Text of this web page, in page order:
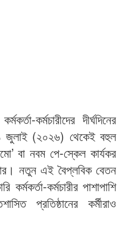
কর্মচারীদের দীর্ঘদিনের
জুলাই (২০২৬) থেকেই বহুল
বা নবম পে-স্কেল কার্যকর
নতুন এই বৈপ্লবিক বেতন
কর্মচারীর পাশাপাশি
প্রতিষ্ঠানের কর্মীরাও